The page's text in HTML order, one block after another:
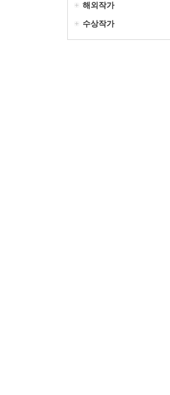
해외작가
수상작가